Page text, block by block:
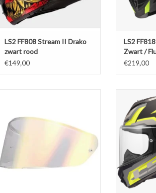
LS2 FF808 Stream II Drako
zwart rood
€149,00
LS2
Zwart /
€219,00